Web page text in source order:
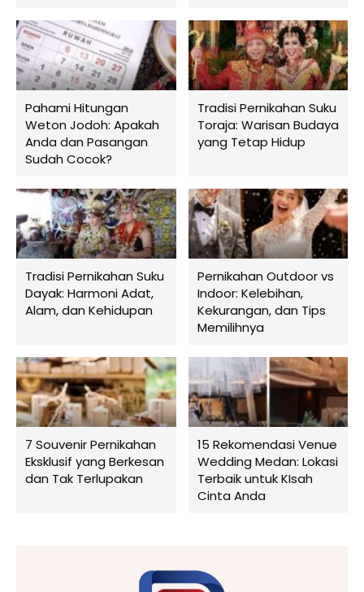
Pahami Hitungan
Weton Jodoh: Apakah
Anda dan Pasangan
Sudah Cocok?
Tradisi Pernikahan Suku
Toraja: Warisan Budaya
yang Tetap Hidup
Tradisi Pernikahan Suku
Dayak: Harmoni Adat,
Alam, dan Kehidupan
Pernikahan Outdoor vs
Indoor: Kelebihan,
Kekurangan, dan Tips
Memilihnya
7 Souvenir Pernikahan
Eksklusif yang Berkesan
dan Tak Terlupakan
15 Rekomendasi Venue
Wedding Medan: Lokasi
Terbaik untuk KIsah
Cinta Anda